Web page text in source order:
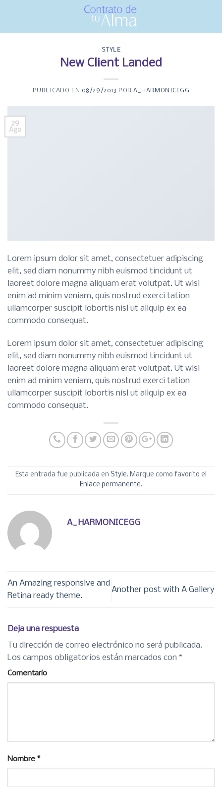
content
STYLE
New Client Landed
PUBLICADO EN 08/29/2013 PORA_HARMONICEGG
29
Ago
Lorem ipsum dolor sit amet, consectetuer adipiscing
elit, sed diam nonummy nibh euismod tincidunt ut
laoreet dolore magna aliquam erat volutpat. Ut wisi
enim ad minim veniam, quis nostrud exerci tation
ullamcorper suscipit lobortis nisl ut aliquip ex ea
commodo consequat.
Lorem ipsum dolor sit amet, consectetuer adipiscing
elit, sed diam nonummy nibh euismod tincidunt ut
laoreet dolore magna aliquam erat volutpat. Ut wisi
enim ad minim veniam, quis nostrud exerci tation
ullamcorper suscipit lobortis nisl ut aliquip ex ea
commodo consequat.
Esta entrada fue publicada en Style. Marque como favorito el
Enlace permanente.
A_HARMONICEGG
An Amazing responsive and
Retina ready theme.
Another post with A Gallery
Deja una respuesta
Tu dirección de correo electrónico no será publicada.
Los campos obligatorios están marcados con *
Comentario
Nombre *